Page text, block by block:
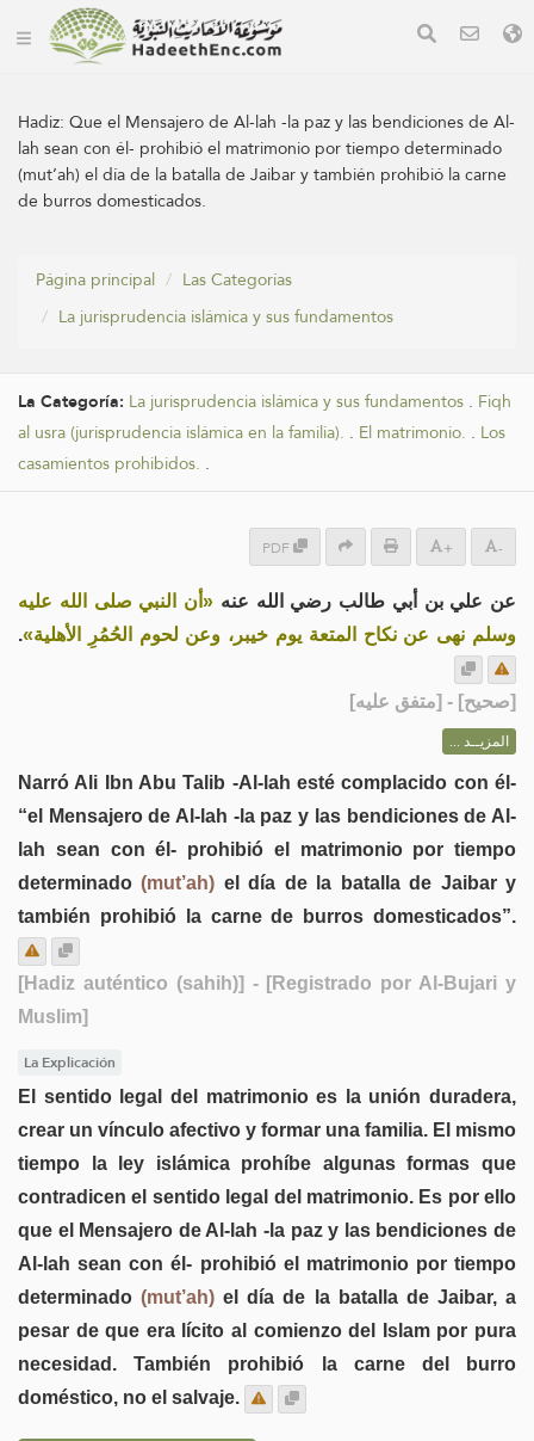
Hadiz:Que el Mensajero de Al-lah -la paz y las bendiciones de Al-
lah sean con él- prohibió el matrimonio por tiempo determinado
(mut’ah) el día de la batalla de Jaibar y también prohibió la carne
de burros domesticados.
Página principal
Las Categorías
La jurisprudencia islámica y sus fundamentos
La Categoría: La jurisprudencia islámica y sus fundamentos . Fiqh
al usra (jurisprudencia islámica en la familia). . El matrimonio. . Los
casamientos prohibidos. .
PDF + -
عن علي بن أبي طالب رضي الله عنه «أن النبي صلى الله عليه
وسلم نهى عن نكاح المتعة يوم خيبر، وعن لحوم الحُمُرِ الأهلية».
[صحيح] - [متفق عليه]
المزيــد ...
Narró Ali Ibn Abu Talib -Al-lah esté complacido con él-
“el Mensajero de Al-lah -la paz y las bendiciones de Al-
lah sean con él- prohibió el matrimonio por tiempo
determinado(mut’ah) el día de la batalla de Jaibar y
también prohibió la carne de burros domesticados”.
[Hadiz auténtico (sahih)] - [Registrado por Al-Bujari y
Muslim]
La Explicación
El sentido legal del matrimonio es la unión duradera,
crear un vínculo afectivo y formar una familia. El mismo
tiempo la ley islámica prohíbe algunas formas que
contradicen el sentido legal del matrimonio. Es por ello
que el Mensajero de Al-lah -la paz y las bendiciones de
Al-lah sean con él- prohibió el matrimonio por tiempo
determinado(mut’ah) el día de la batalla de Jaibar, a
pesar de que era lícito al comienzo del Islam por pura
necesidad. También prohibió la carne del burro
doméstico, no el salvaje.